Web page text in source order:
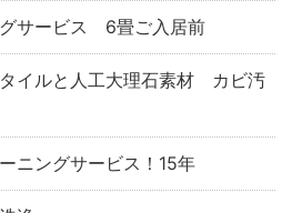
サービス 6畳ご入居前
イルと人工大理石素材 カビ汚
ニングサービス！15年